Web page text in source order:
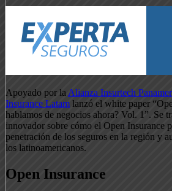
Apoyado por la Alianza Insurtech
Insurance Latam lanzó el white paper
hablamos de negocios ahora? Vol. 1”. Se
innovador sobre cómo el Open Insurance
penetración de los seguros en la región y
los latinoamericanos.
Open Insurance